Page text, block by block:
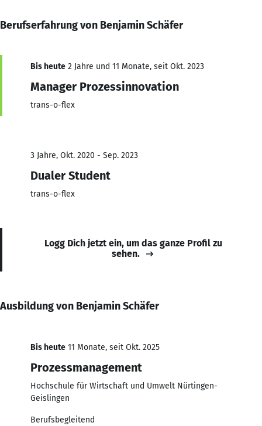
Berufserfahrung von Benjamin Schäfer
Bis heute 2 Jahre und 11 Monate, seit Okt. 2023
Manager Prozessinnovation
trans-o-flex
3 Jahre, Okt. 2020 - Sep. 2023
Dualer Student
trans-o-flex
Logg Dich jetzt ein, um das ganze Profil zu
sehen.
Ausbildung von Benjamin Schäfer
Bis heute 11 Monate, seit Okt. 2025
Prozessmanagement
Hochschule für Wirtschaft und Umwelt Nürtingen-
Geislingen
Berufsbegleitend